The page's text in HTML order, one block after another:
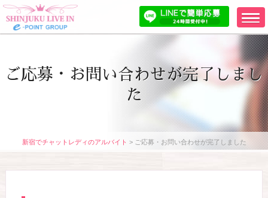
ご応募・お問い合わせが完了しまし
た
新宿でチャットレディのアルバイト > ご応募・お問い合わせが完了しました